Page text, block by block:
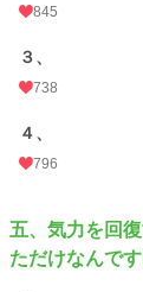
845
３、
738
４、
796
五、気力を回
ただけなんで